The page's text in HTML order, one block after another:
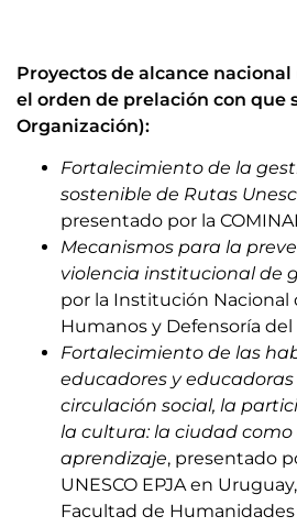
Proyectos de alcance
el orden de prelación con que
Organización):
Fortalecimiento de la
sostenible de Rutas
presentado por la
Mecanismos para la
violencia institucional de
por la Institución Nacional
Humanos y Defensoría
Fortalecimiento de las
educadores y educadoras
circulación social, la
la cultura: la ciudad
aprendizaje, presentado
UNESCO EPJA en
Facultad de